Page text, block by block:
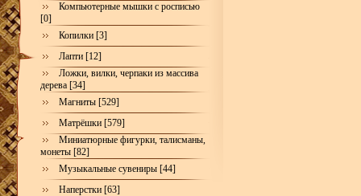
Компьютерные мышки с росписью
[0]
Копилки [3]
Лапти [12]
Ложки, вилки, черпаки из массива
дерева [34]
Магниты [529]
Матрёшки [579]
Миниатюрные фигурки, талисманы,
монеты [82]
Музыкальные сувениры [44]
Наперстки [63]